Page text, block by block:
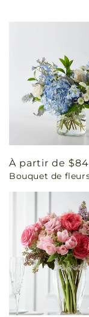
Prix
habituel
À partir de
Bouquet de